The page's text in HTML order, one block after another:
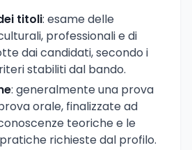
titoli: esame delle
professionali e di
dai candidati, secondo i
stabiliti dal bando.
: generalmente una prova
orale, finalizzate ad
teoriche e le
richieste dal profilo.